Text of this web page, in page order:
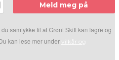
Meld meg på
samtykke til at Grønt Skift kan lagre og
kan lese mer under vilkår og